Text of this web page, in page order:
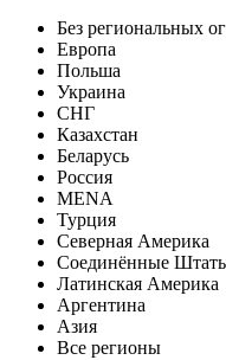
Без региональных
Европа
Польша
Украина
СНГ
Казахстан
Беларусь
Россия
MENA
Турция
Северная Америка
Соединённые
Латинская Америка
Аргентина
Азия
Все регионы